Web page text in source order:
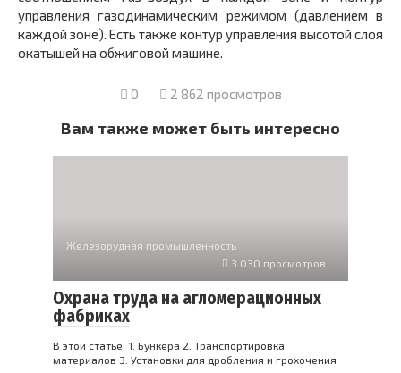
управления газодинамическим режимом (давлением в
каждой зоне). Есть также контур управления высотой слоя
окатышей на обжиговой машине.
0 2 862 просмотров
Вам также может быть интересно
Железорудная промышленность
3 030 просмотров
Охрана труда на агломерационных
фабриках
В этой статье: 1. Бункера 2. Транспортировка
материалов 3. Установки для дробления и грохочения